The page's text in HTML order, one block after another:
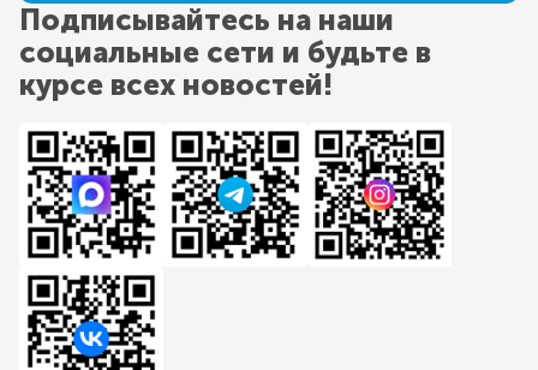
Подписывайтесь на наши
социальные сети и будьте в
курсе всех новостей!